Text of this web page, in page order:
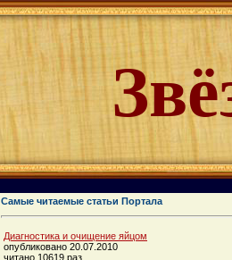
Самые читаемые статьи Портала
Диагностика и очищение яйцом
опубликовано 20.07.2010
читано 10619 раз